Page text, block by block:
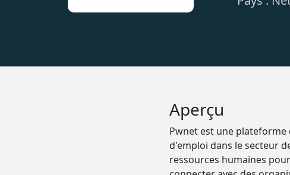
Aperçu
Pwnet est une
d'emploi dans le secteur
ressources humaines